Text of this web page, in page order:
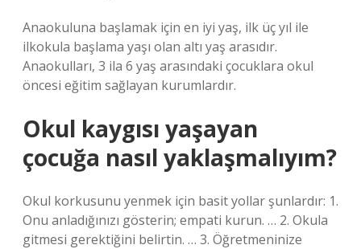
Anaokuluna başlamak için en iyi yaş, ilk üç yıl ile
ilkokula başlama yaşı olan altı yaş arasıdır.
Anaokulları, 3 ila 6 yaş arasındaki çocuklara okul
öncesi eğitim sağlayan kurumlardır.
Okul kaygısı yaşayan
çocuğa nasıl yaklaşmalıyım?
Okul korkusunu yenmek için basit yollar şunlardır: 1.
Onu anladığınızı gösterin; empati kurun. … 2. Okula
gitmesi gerektiğini belirtin. … 3. Öğretmeninize